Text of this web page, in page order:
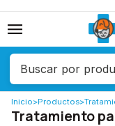
menu
Inicio>Productos>
Tratamiento